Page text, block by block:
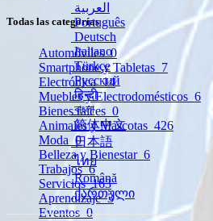
العربية
Português
Deutsch
Italiano
Türkçe
Русский
हिन्दी
বাংলা
简体中文
日本語
ไทย
Română
ქართული
Todas las categorías
Automóviles0
Smartphone y Tabletas 7
Electrónica14
Muebles y Electrodomésticos 6
Bienes raíces 0
Animales y Mascotas 426
Moda 0
Belleza y Bienestar 6
Trabajos6
Servicios163
Aprendizaje3
Eventos 0